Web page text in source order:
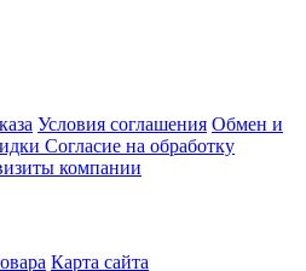
Условия соглашения Обмен и
Согласие на обработку
компании
Карта сайта